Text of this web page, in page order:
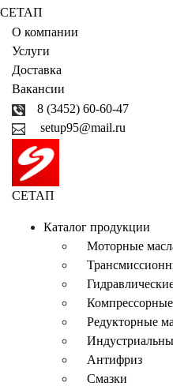
СЕТАП
О компании
Услуги
Доставка
Вакансии
8 (3452) 60-60-47
setup95@mail.ru
СЕТАП
Каталог продукции
Моторные
Редукторные
Антифриз
Смазки